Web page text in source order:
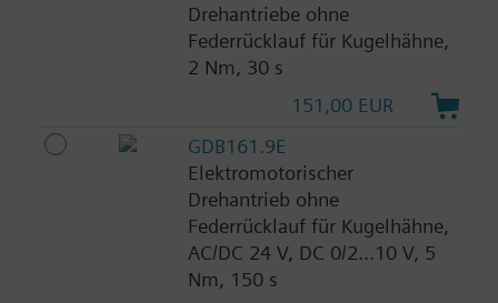
Drehantriebe ohne
Federrücklauf für Kugelhähne,
2 Nm, 30 s
151,00 EUR
GDB161.9E
Elektromotorischer
Drehantrieb ohne
Federrücklauf für Kugelhähne,
AC/DC 24 V, DC 0/2...10 V, 5
Nm, 150 s